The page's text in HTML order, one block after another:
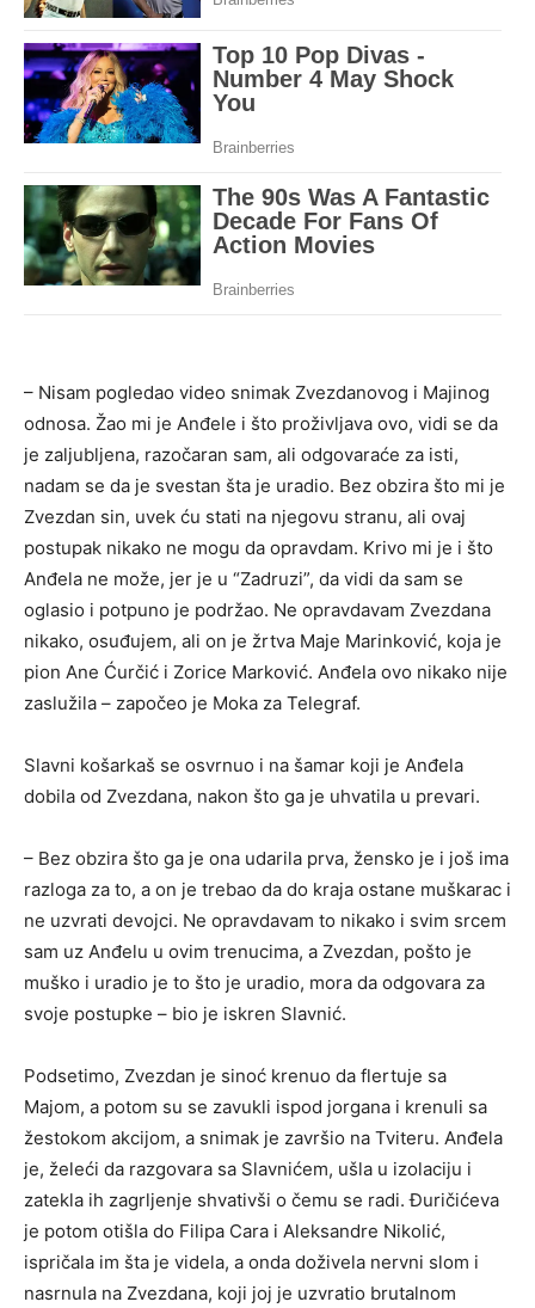
– Nisam pogledao video snimak Zvezdanovog i Majinog
odnosa. Žao mi je Anđele i što proživljava ovo, vidi se da
je zaljubljena, razočaran sam, ali odgovaraće za isti,
nadam se da je svestan šta je uradio. Bez obzira što mi je
Zvezdan sin, uvek ću stati na njegovu stranu, ali ovaj
postupak nikako ne mogu da opravdam. Krivo mi je i što
Anđela ne može, jer je u “Zadruzi”, da vidi da sam se
oglasio i potpuno je podržao. Ne opravdavam Zvezdana
nikako, osuđujem, ali on je žrtva Maje Marinković, koja je
pion Ane Ćurčić i Zorice Marković. Anđela ovo nikako nije
zaslužila – započeo je Moka za Telegraf.
Slavni košarkaš se osvrnuo i na šamar koji je Anđela
dobila od Zvezdana, nakon što ga je uhvatila u prevari.
– Bez obzira što ga je ona udarila prva, žensko je i još ima
razloga za to, a on je trebao da do kraja ostane muškarac i
ne uzvrati devojci. Ne opravdavam to nikako i svim srcem
sam uz Anđelu u ovim trenucima, a Zvezdan, pošto je
muško i uradio je to što je uradio, mora da odgovara za
svoje postupke – bio je iskren Slavnić.
Podsetimo, Zvezdan je sinoć krenuo da flertuje sa
Majom, a potom su se zavukli ispod jorgana i krenuli sa
žestokom akcijom, a snimak je završio na Tviteru. Anđela
je, želeći da razgovara sa Slavnićem, ušla u izolaciju i
zatekla ih zagrljenje shvativši o čemu se radi. Đuričićeva
je potom otišla do Filipa Cara i Aleksandre Nikolić,
ispričala im šta je videla, a onda doživela nervni slom i
nasrnula na Zvezdana, koji joj je uzvratio brutalnom